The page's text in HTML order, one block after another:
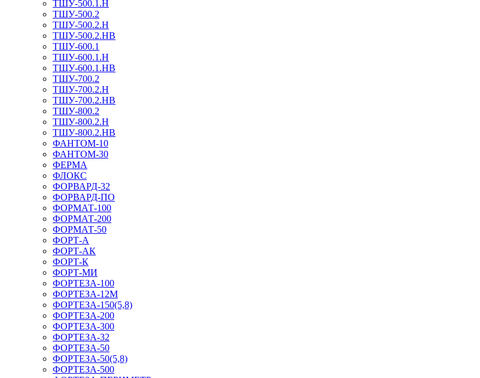
ТШУ-500.1.Н
ТШУ-500.2
ТШУ-500.2.Н
ТШУ-500.2.НВ
ТШУ-600.1
ТШУ-600.1.Н
ТШУ-600.1.НВ
ТШУ-700.2
ТШУ-700.2.Н
ТШУ-700.2.НВ
ТШУ-800.2
ТШУ-800.2.Н
ТШУ-800.2.НВ
ФАНТОМ-10
ФАНТОМ-30
ФЕРМА
ФЛОКС
ФОРВАРД-32
ФОРВАРД-ПО
ФОРМАТ-100
ФОРМАТ-200
ФОРМАТ-50
ФОРТ-А
ФОРТ-АК
ФОРТ-К
ФОРТ-МИ
ФОРТЕЗА-100
ФОРТЕЗА-12М
ФОРТЕЗА-150(5,8)
ФОРТЕЗА-200
ФОРТЕЗА-300
ФОРТЕЗА-32
ФОРТЕЗА-50
ФОРТЕЗА-50(5,8)
ФОРТЕЗА-500